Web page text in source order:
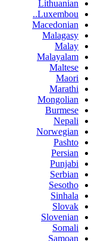
Lithuanian
Luxembou..
Macedonian
Malagasy
Malay
Malayalam
Maltese
Maori
Marathi
Mongolian
Burmese
Nepali
Norwegian
Pashto
Persian
Punjabi
Serbian
Sesotho
Sinhala
Slovak
Slovenian
Somali
Samoan